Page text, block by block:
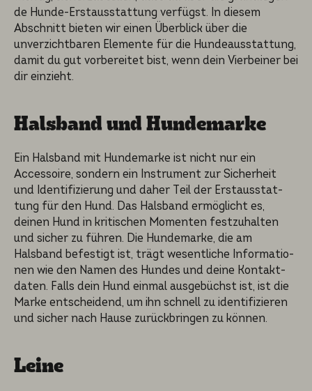
de Hunde-Erstaus­stat­tung verfügst. In diesem
Abschnitt bieten wir einen Überblick über die
unverzicht­ba­ren Elemen­te für die Hundeaus­stat­tung,
damit du gut vorberei­tet bist, wenn dein Vierbei­ner bei
dir einzieht.
Halsband und Hundemar­ke
Ein Halsband mit Hundemar­ke ist nicht nur ein
Accessoire, sondern ein Instru­ment zur Sicher­heit
und Identi­fi­zie­rung und daher Teil der Erstaus­stat­
tung für den Hund. Das Halsband ermöglicht es,
deinen Hund in kritischen Momenten festzu­hal­ten
und sicher zu führen. Die Hundemar­ke, die am
Halsband befestigt ist, trägt wesent­li­che Informa­tio­
nen wie den Namen des Hundes und deine Kontakt­
da­ten. Falls dein Hund einmal ausgebüchst ist, ist die
Marke entschei­dend, um ihn schnell zu identi­fi­zie­ren
und sicher nach Hause zurück­brin­gen zu können.
Leine